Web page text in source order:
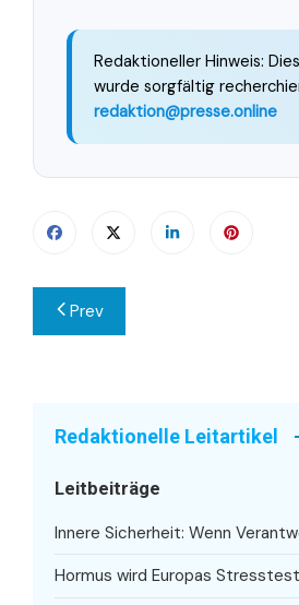
Redaktioneller Hinweis:
wurde sorgfältig
redaktion@presse.online
Prev
Redaktionelle Leitartikel
Leitbeiträge
Innere Sicherheit: Wenn
Hormus wird Europas Stresstest